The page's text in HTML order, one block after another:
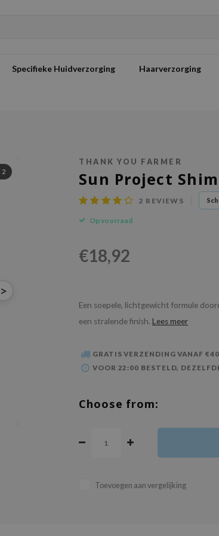
Specifieke Huidverzorging Haarverzorging
2
THANK YOU FARMER
Sun Project
2 REVIEWS
Op voorraad
€18,92
Een soepele, lichtgewicht formule
een stralende finish. Lees meer
GRATIS VERZENDING VANAF €40
VOOR 22:00 BESTELD,
Choose from:
Toevoegen aan vergelijking